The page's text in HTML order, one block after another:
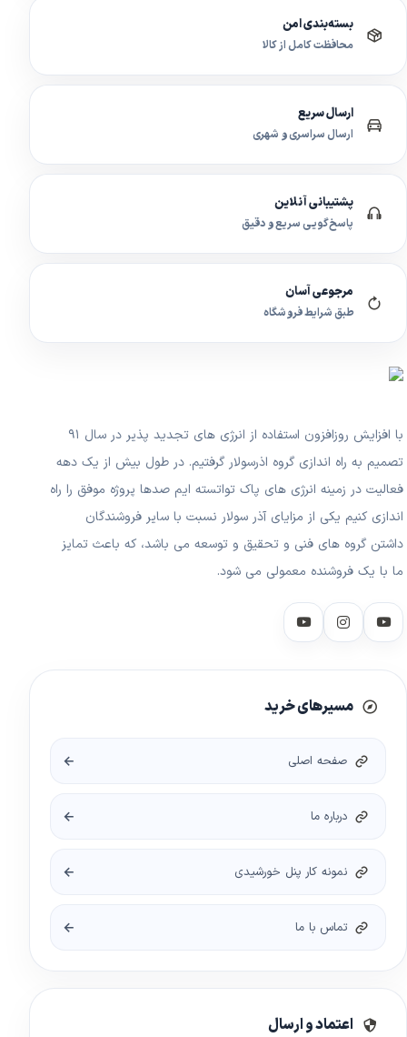
بسته‌بندی امن
محافظت کامل از کالا
ارسال سریع
ارسال سراسری و شهری
پشتیبانی آنلاین
پاسخ‌گویی سریع و دقیق
مرجوعی آسان
طبق شرایط فروشگاه
با افزایش روزافزون استفاده از انرژی های تجدید پذیر در سال ۹۱
تصمیم به راه اندازی گروه اذرسولار گرفتیم. در طول بیش از یک دهه
فعالیت در زمینه انرژی های پاک تواتسته ایم صدها پروژه موفق را راه
اندازی کنیم یکی از مزایای آذر سولار نسبت با سایر فروشندگان
داشتن گروه های فنی و تحقیق و توسعه می باشد، که باعث تمایز
ما با یک فروشنده معمولی می شود.
مسیرهای خرید
صفحه اصلی
درباره ما
نمونه کار پنل خورشیدی
تماس با ما
اعتماد و ارسال